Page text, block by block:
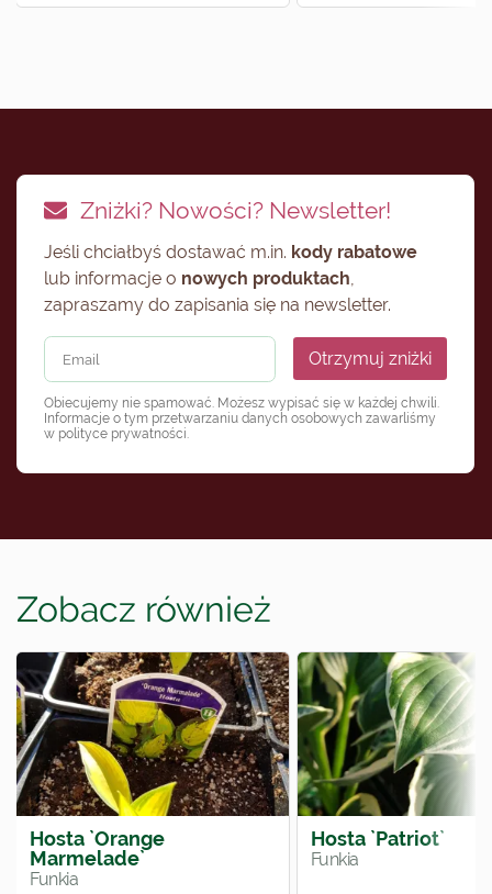
Zniżki? Nowości? Newsletter!
Jeśli chciałbyś dostawać m.in. kody rabatowe
lub informacje o nowych produktach
zapraszamy do zapisania się na newsletter.
Otrzymuj zniżki
Obiecujemy nie spamować. Możesz wypisać się w każdej chwili.
Informacje o tym przetwarzaniu danych osobowych zawarliśmy
w polityce prywatności
Zobacz również
Hosta `Orange
Marmelade`
Funkia
Hosta `Patriot`
Funkia